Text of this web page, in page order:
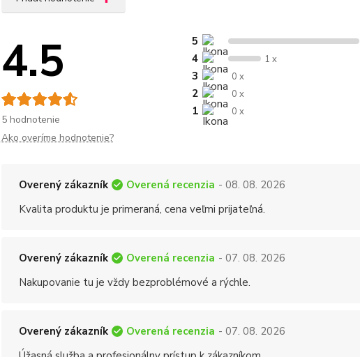
4.5
5 hodnotenie
5
4
1 x
3 0 x
2 0 x
1 0 x
Ako overíme hodnotenie?
Overený zákazník Overená recenzia - 08. 08. 2026
Kvalita produktu je primeraná, cena veľmi prijateľná.
Overený zákazník Overená recenzia - 07. 08. 2026
Nakupovanie tu je vždy bezproblémové a rýchle.
Overený zákazník Overená recenzia - 07. 08. 2026